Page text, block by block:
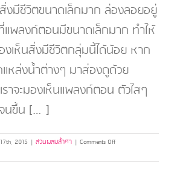
งมีชีวิตขนาดเล็กมาก ล่องลอยอยู่
แพลงก์ตอนมีขนาดเล็กมาก ทำให้
งเห็นสิ่งมีชีวิตกลุ่มนี้ได้น้อย หาก
แหล่งน้ำต่างๆ มาส่องดูด้วย
าจะมองเห็นแพลงก์ตอน ตัวใสๆ
จนขึ้น […]
2015 | ส่วนผสมล้ำค่า | Comments Offon
สกัด